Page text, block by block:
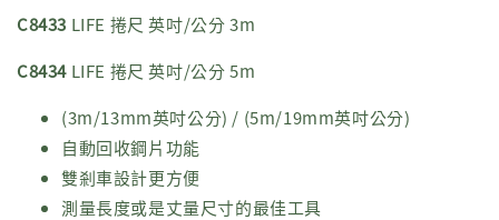
C8433 LIFE 捲尺 英吋/公分 3m
C8434 LIFE 捲尺 英吋/公分 5m
(3m/13mm英吋公分) / (5m/19mm英吋公分)
自動回收鋼片功能
雙剎車設計更方便
測量長度或是丈量尺寸的最佳工具